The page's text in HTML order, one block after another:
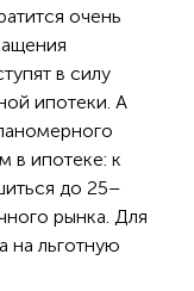
очень
в силу
ипотеки. А
в ипотеке: к
до 25–
рынка. Для
на льготную